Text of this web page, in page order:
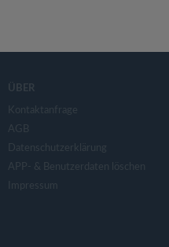
ÜBER
Kontaktanfrage
AGB
Datenschutzerklärung
APP- & Benutzerdaten löschen
Impressum